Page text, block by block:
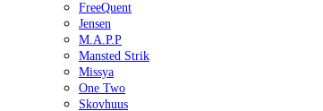
FreeQuent
Jensen
M.A.P.P
Mansted Strik
Missya
One Two
Skovhuus